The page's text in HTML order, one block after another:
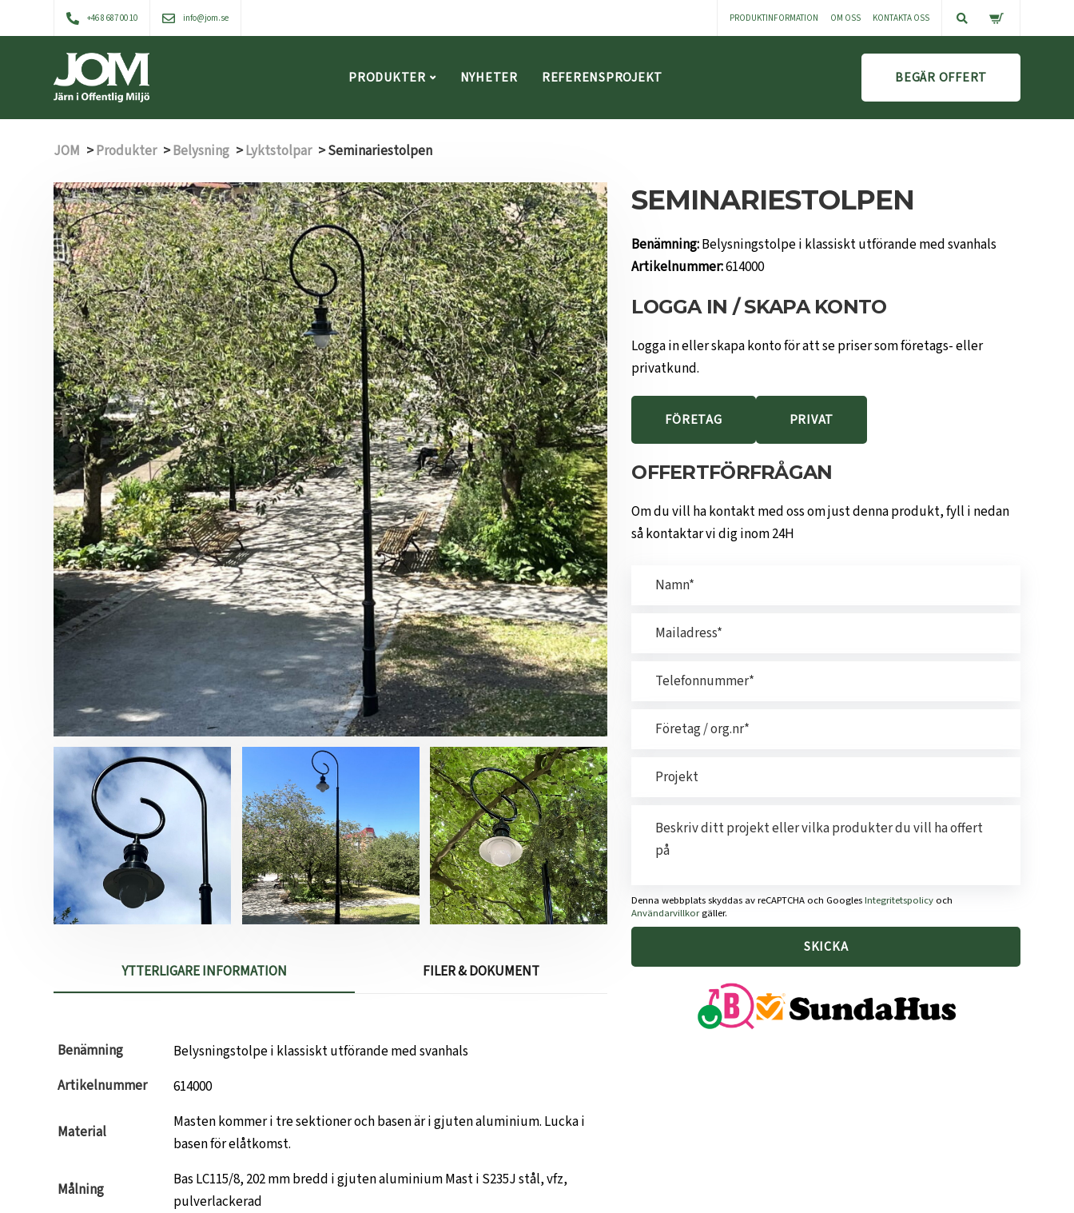
+46 8 687 00 10 info@jom.se PRODUKTINFORMATION OM OSS KONTAKTA OSS
PRODUKTER NYHETER REFERENSPROJEKT BEGÄR OFFERT
JOM >Produkter >Belysning >Lyktstolpar >Seminariestolpen
YTTERLIGARE INFORMATION FILER & DOKUMENT
Benämning
Belysningstolpe i klassiskt utförande med svanhals
Artikelnummer
614000
Material
Masten kommer i tre sektioner och basen är i gjuten aluminium. Lucka i
basen för elåtkomst.
Målning
Bas LC115/8, 202 mm bredd i gjuten aluminium Mast i S235J stål, vfz,
pulverlackerad
SEMINARIESTOLPEN
Benämning:Belysningstolpe i klassiskt utförande med svanhals
Artikelnummer:614000
LOGGA IN / SKAPA KONTO
Logga in eller skapa konto för att se priser som företags- eller
privatkund.
FÖRETAG PRIVAT
OFFERTFÖRFRÅGAN
Om du vill ha kontakt med oss om just denna produkt, fyll i nedan
så kontaktar vi dig inom 24H
Denna webbplats skyddas av reCAPTCHA och GooglesIntegritetspolicy och
Användarvillkorgäller.